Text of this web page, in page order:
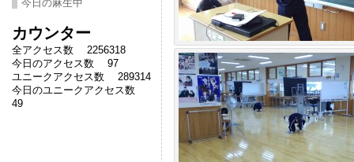
今日の麻生中
カウンター
全アクセス数 2256318
今日のアクセス数 97
ユニークアクセス数 289314
今日のユニークアクセス数
49